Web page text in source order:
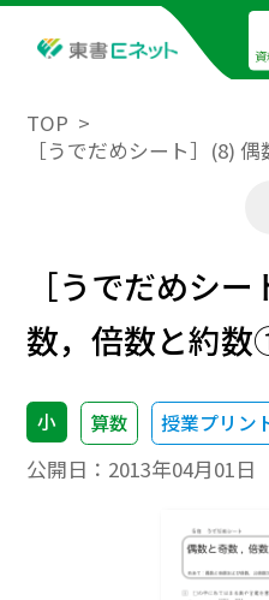
資
TOP
［うでだめシート］(8)
［うでだめシ
数，倍数と約
小 算数 授業プリン
公開日： 2013年04月01日